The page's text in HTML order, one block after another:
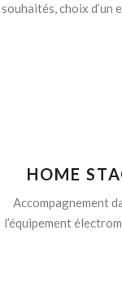
souhaités, choix d’un
HOME
Accompagnement
l’équipement